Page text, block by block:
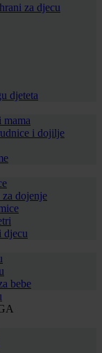
za djecu
djeteta
mama
i dojilje
dojenje
djecu
bebe